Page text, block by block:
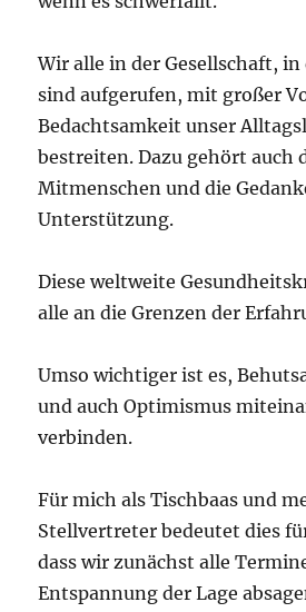
Wir alle in der Gesellschaft,
sind aufgerufen, mit großer
Bedachtsamkeit unser
bestreiten. Dazu gehört auch
Mitmenschen und die
Unterstützung.
Diese weltweite
alle an die Grenzen der
Umso wichtiger ist es,
und auch Optimismus
verbinden.
Für mich als Tischbaas und
Stellvertreter bedeutet dies
dass wir zunächst alle
Entspannung der Lage